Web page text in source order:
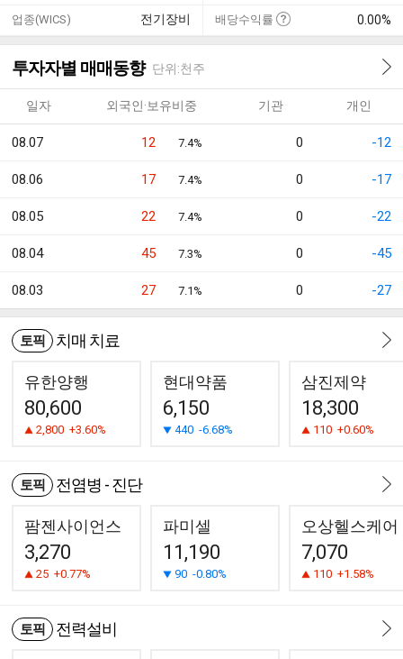
업종(WICS) 전기장비 배당수익률 0.00%
투자자별 매매동향 단위:천주
일자 외국인·보유비중 기관 개인
08.07 12 7.4% 0 -12
08.06 17 7.4% 0 -17
08.05 22 7.4% 0 -22
08.04 45 7.3% 0 -45
08.03 27 7.1% 0 -27
토픽 치매 치료
유한양행
80,600
2,800 +3.60%
현대약품
6,150
440 -6.68%
삼진제약
18,300
110 +0.60%
토픽 전염병 - 진단
팜젠사이언스
3,270
25 +0.77%
파미셀
11,190
90 -0.80%
오상헬스케어
7,070
110 +1.58%
토픽 전력설비